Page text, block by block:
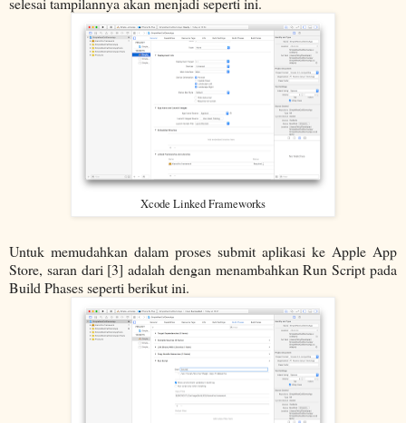
Xcode Linked Frameworks
Untuk memudahkan dalam proses submit aplikasi ke Apple App
Store, saran dari [3] adalah dengan menambahkan Run Script pada
Build Phases seperti berikut ini.